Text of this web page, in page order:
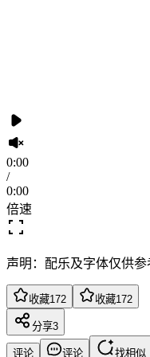
0:00
/
0:00
倍速
声明：配乐及字体仅供
收藏172 收藏172
分享3
评论 评论 找相似